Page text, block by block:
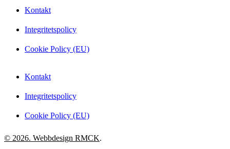
Kontakt
Integritetspolicy
Cookie Policy (EU)
Kontakt
Integritetspolicy
Cookie Policy (EU)
© 2026. Webbdesign RMCK.